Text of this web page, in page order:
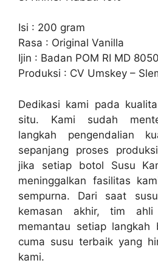
Isi : 200 gram
Rasa : Original Vanilla
Ijin : Badan POM RI MD
Produksi : CV Umskey –
Dedikasi kami pada
situ. Kami sudah
langkah pengendalian
sepanjang proses
jika setiap botol Susu
meninggalkan fasilitas
sempurna. Dari saat
kemasan akhir, tim
memantau setiap langkah
cuma susu terbaik yang
kami.